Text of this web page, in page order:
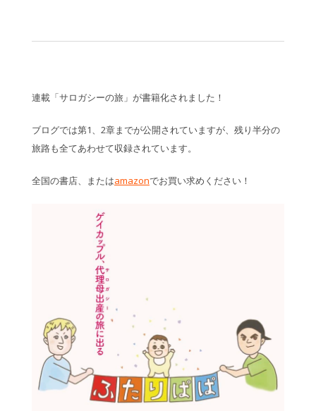
連載「サロガシーの旅」が書籍化されました！
ブログでは第1、2章までが公開されていますが、残り半分の
旅路も全てあわせて収録されています。
全国の書店、またはamazonでお買い求めください！